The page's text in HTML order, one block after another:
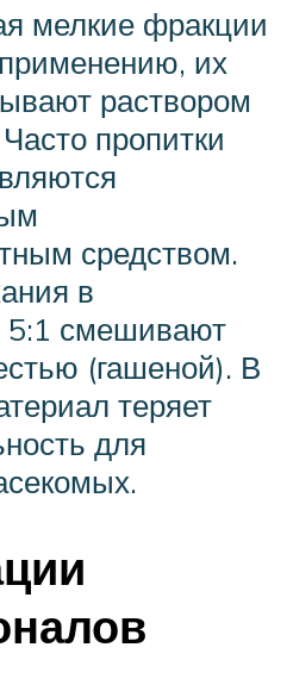
мелкие фракции
их
раствором
пропитки
средством.
в
5:1 смешивают
(гашеной). В
теряет
для